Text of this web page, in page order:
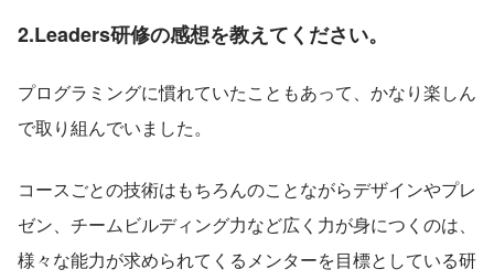
2.Leaders研修の感想を教えてください。
プログラミングに慣れていたこともあって、かなり楽しん
で取り組んでいました。
コースごとの技術はもちろんのことながらデザインやプレ
ゼン、チームビルディング力など広く力が身につくのは、
様々な能力が求められてくるメンターを目標としている研